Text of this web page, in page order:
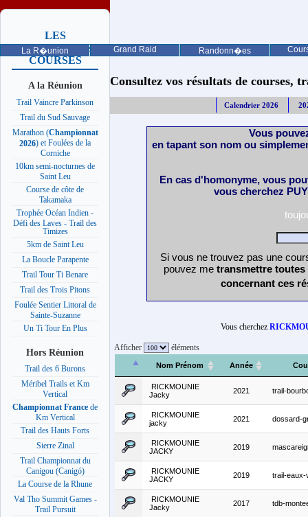
La R�union Grand Raid Randonn�es
LES
PROCHAINES
COURSES
A la Réunion
Trail Vaincre Parkinson
Trail du Sud Sauvage
Marathon (Championnat
2026) et Foulées de la
Corniche
10km semi-nocturnes de
Saint Leu
Course de côte de
Takamaka
Trophée Océan Indien -
Défi des Laves - Trail des
Timizes
5km de Saint Leu
La Boucle Parapente
Trail Tour Ti Benare
Trail des Trois Pitons
Foulée Sentier Littoral de
Sainte-Suzanne
Un Ti Tour En Plus
Hors Réunion
Trail des 6 Burons
Méribel Trails et Km
Vertical
Championnat France de
Km Vertical
Trail des Hauts Forts
Sierre Zinal
Trail Championnat du
Canigou (Canigó)
La Course de la Rhune
Val Tho Summit Games -
Trail Pursuit
Consultez vos résultats de courses,
Calendrier 2026
Vous
en tapant son nom ou
En cas d'homonyme, vous
vous cherchez
Si vous ne trouvez pas une
pouvez me transmettre
concernant ces
Vous cherchez
Afficher éléments
Nom Prénom Année
RICKMOUNIE
Jacky
2021 trail-
RICKMOUNIE
jacky
2021 dossard-
RICKMOUNIE
JACKY
2019
RICKMOUNIE
JACKY
2019 trail-eaux-
RICKMOUNIE
Jacky
2017 tdb-